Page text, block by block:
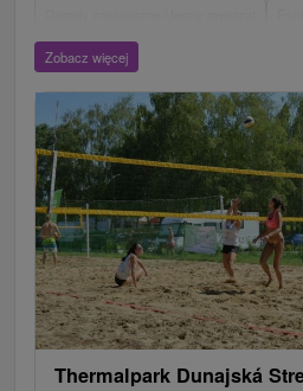
Parki miejskie i zamkowe
Jeziora, jeziora, zbiorniki wodne
Wodospady
Kościoły drewniane
Aquaparki, baseny
Źródła Teatry
Skanseny
Túry a turistické chodníky
Zamki
Chaty górskie Miejsca sakralne
Wieże obserwacyjne i chodniki
Obiekty
Ośrodek narciarski
Pola golfowe
Tory
Amfiteatry i kina w przyrodzie
Szlaki
Zobacz więcej
Thermalpark Dunajská